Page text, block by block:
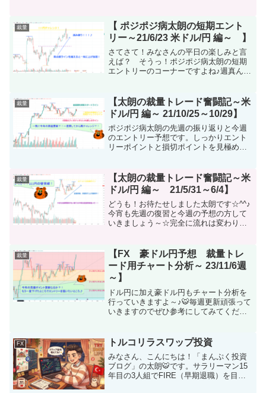
裁量
【 ポジポジ病太朗の短期エント
リー～21/6/23 米ドル/円 編～ 】
さてさて！みなさんの平日の楽しみと言
えば？ そうっ！ポジポジ病太朗の短期
エントリーのコーナーですよね♪週真ん中
に！！！！！！111円チャレンジ達成して
るじゃないですか☆すぐに今週入...
裁量
【太朗の裁量トレード奮闘記～米
ドル/円 編～ 21/10/25～10/29】
ポジポジ病太朗の先週の振り返りと今週
のエントリー予想です。しっかりエント
リーポイントと損切ポイントを見極めて
裁量
【太朗の裁量トレード奮闘記～米
ドル/円 編～ 21/5/31～6/4】
どうも！お待たせしました太朗です☆^^♪
今宵も先週の復習と今週の予想の方して
いきましょう～☆完全に流れは変わりま
目を向けていくことが大切です☆読みを
間違えたということを...
裁量
【FX 豪ドル円予想 裁量トレ
ード用チャート分析～ 23/11/6週
～】
ドル円に加え豪ドル円もチャート分析を
行っていきますよ～♪🐯毎週更新頑張って
いきますのでぜひ参考にしてみてくださ
って雇用統計も起きたら終わってて大事
故になっ...
FX トルコリラスワップ投資
みなさん、こんにちは！「まんぷく投資
ブログ」の太朗🐯です。サラリーマン15
年目の3人組でFIRE（早期退職）を目指